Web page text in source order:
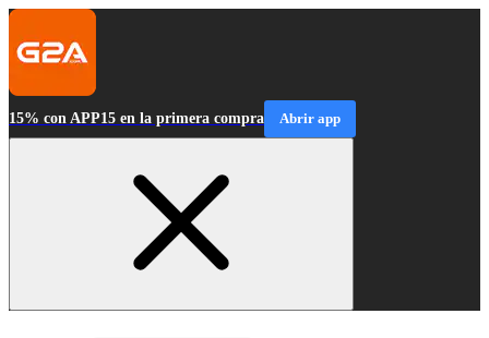
15% con APP15 en la primera compra Abrir app